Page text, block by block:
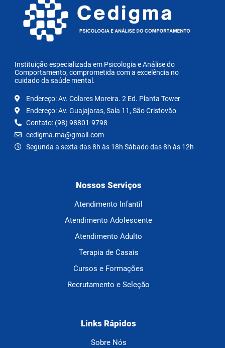
Instituição especializada em Psicologia e Análise do
Comportamento, comprometida com a excelência no
cuidado da saúde mental.
Endereço: Av. Colares Moreira. 2 Ed. Planta Tower
Endereço: Av. Guajajaras, Sala 11, São Cristovão
Contato: (98) 98801-9798
cedigma.ma@gmail.com
Segunda a sexta das 8h às 18h Sábado das 8h às 12h
Nossos Serviços
Atendimento Infantil
Atendimento Adolescente
Atendimento Adulto
Terapia de Casais
Cursos e Formações
Recrutamento e Seleção
Links Rápidos
Sobre Nós